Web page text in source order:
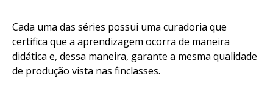
Cada uma das séries possui uma curadoria que
certifica que a aprendizagem ocorra de maneira
didática e, dessa maneira, garante a mesma qualidade
de produção vista nas finclasses.